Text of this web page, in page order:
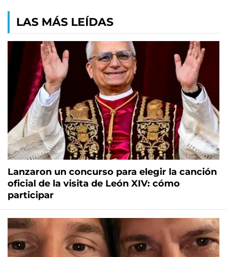
LAS MÁS LEÍDAS
Lanzaron un concurso para elegir la canción
oficial de la visita de León XIV: cómo
participar